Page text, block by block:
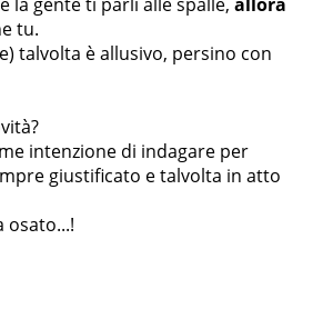
tu.
talvolta è allusivo, persino con
intenzione di indagare per
giustificato e talvolta in atto
osato...!